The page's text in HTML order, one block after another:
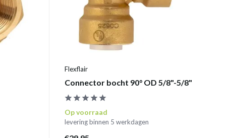
Flexflair
Connector bocht 90° OD 5/8"-5/8"
Op voorraad
levering binnen 5 werkdagen